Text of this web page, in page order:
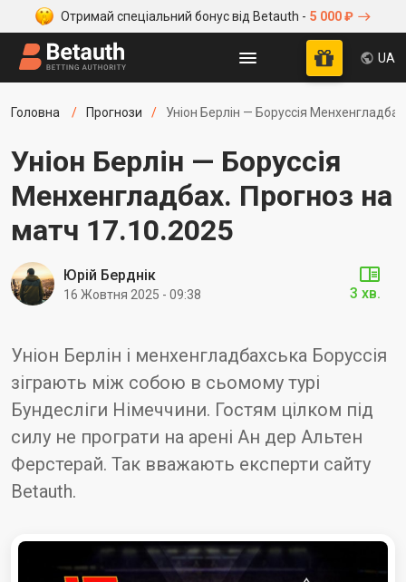
Отримай спеціальний бонус від Betauth - 5 000 ₽
UA
Головна Прогнози Уніон Берлін — Боруссія
Уніон Берлін — Боруссія
Менхенгладбах. Прогноз на
матч 17.10.2025
Уніон Берлін і менхенгладбахська Боруссія
зіграють між собою в сьомому турі
Бундесліги Німеччини. Гостям цілком під
силу не програти на арені Ан дер Альтен
Ферстерай. Так вважають експерти сайту
Betauth.
Юрій Берднік
16 Жовтня 2025 - 09:38 3 хв.